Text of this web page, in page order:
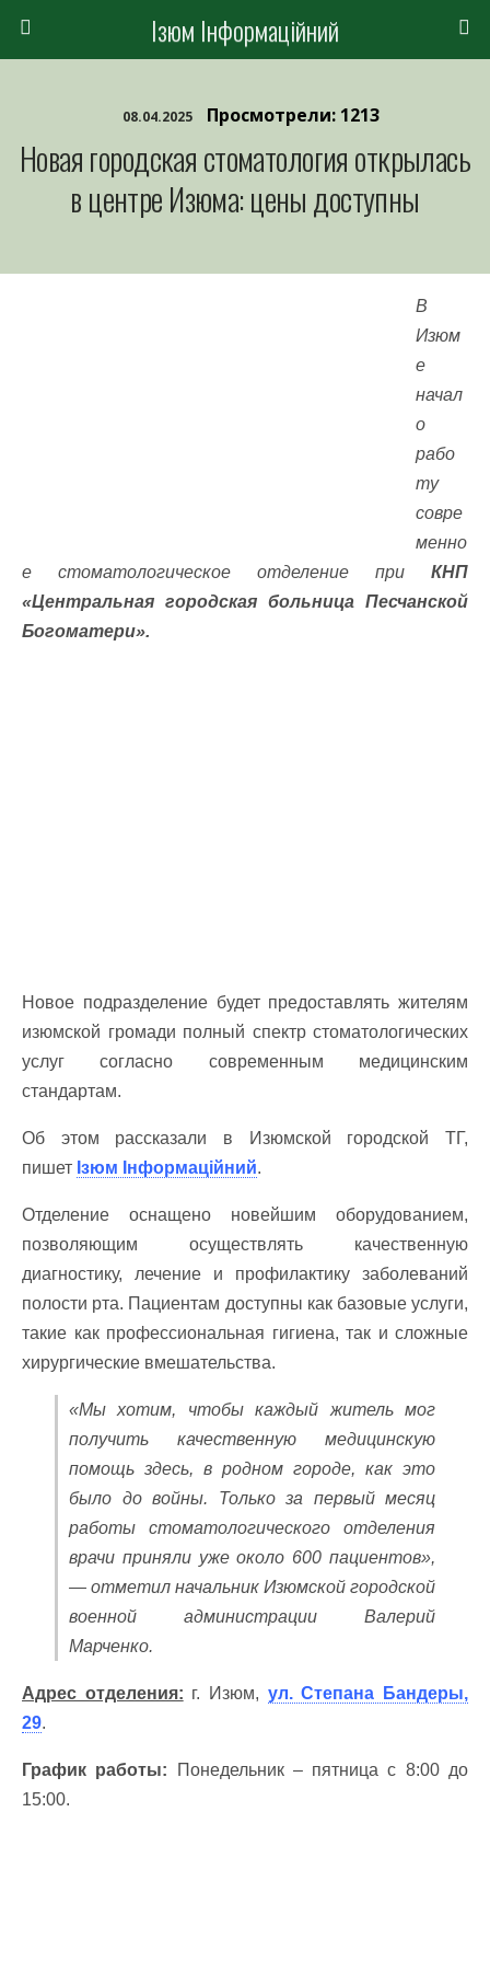
Ізюм Інформаційний
08.04.2025 Просмотрели: 1213
Новая городская стоматология открылась
в центре Изюма: цены доступны
В
Изюм
е
начал
о
рабо
ту
совре
менно
е стоматологическое отделение при КНП
«Центральная городская больница Песчанской
Богоматери».
Новое подразделение будет предоставлять жителям
изюмской громади полный спектр стоматологических
услуг согласно современным медицинским
стандартам.
Об этом рассказали в Изюмской городской ТГ,
пишет Ізюм Інформаційний.
Отделение оснащено новейшим оборудованием,
позволяющим осуществлять качественную
диагностику, лечение и профилактику заболеваний
полости рта. Пациентам доступны как базовые услуги,
такие как профессиональная гигиена, так и сложные
хирургические вмешательства.
«Мы хотим, чтобы каждый житель мог
получить качественную медицинскую
помощь здесь, в родном городе, как это
было до войны. Только за первый месяц
работы стоматологического отделения
врачи приняли уже около 600 пациентов»,
— отметил начальник Изюмской городской
военной администрации Валерий
Марченко.
Адрес отделения: г. Изюм, ул. Степана Бандеры,
29.
График работы: Понедельник – пятница с 8:00 до
15:00.